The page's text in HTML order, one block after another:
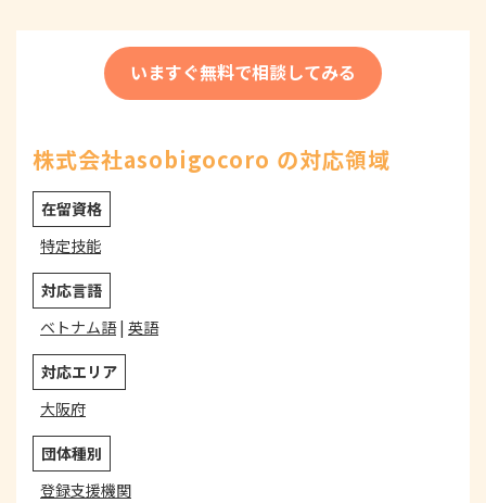
いますぐ無料で相談してみる
株式会社asobigocoro の対応領域
在留資格
特定技能
対応言語
ベトナム語| 英語
対応エリア
大阪府
団体種別
登録支援機関